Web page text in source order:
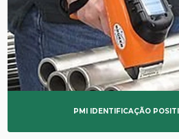
PMI IDENTIFICAÇÃO